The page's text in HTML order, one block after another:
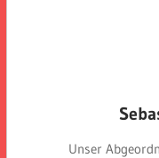
Unser